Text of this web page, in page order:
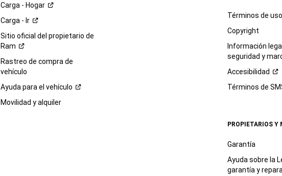
Carga - Hogar
Carga - Ir
Sitio oficial del propietario de
Ram
Rastreo de compra de
vehículo
Ayuda para el vehículo
Movilidad y alquiler
Términos de uso
Copyright
Información
seguridad y
Accesibilidad
Términos de
PROPIETARIOS Y
Garantía
Ayuda sobre la
garantía y